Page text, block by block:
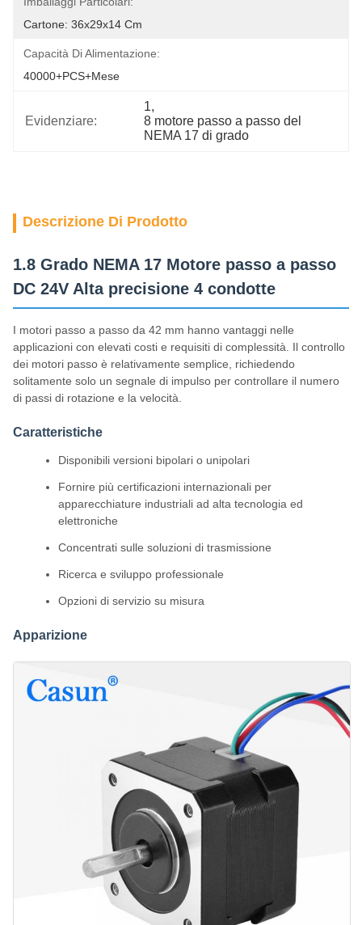
Cartone: 36x29x14 Cm
Capacità Di Alimentazione:
40000+PCS+Mese
Evidenziare:
1,
8 motore passo a passo del
NEMA 17 di grado
Descrizione Di Prodotto
1.8 Grado NEMA 17 Motore passo a passo
DC 24V Alta precisione 4 condotte
I motori passo a passo da 42 mm hanno vantaggi nelle
applicazioni con elevati costi e requisiti di complessità. Il controllo
dei motori passo è relativamente semplice, richiedendo
solitamente solo un segnale di impulso per controllare il numero
di passi di rotazione e la velocità.
Caratteristiche
Disponibili versioni bipolari o unipolari
Fornire più certificazioni internazionali per
apparecchiature industriali ad alta tecnologia ed
elettroniche
Concentrati sulle soluzioni di trasmissione
Ricerca e sviluppo professionale
Opzioni di servizio su misura
Apparizione